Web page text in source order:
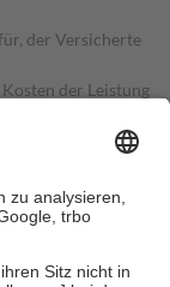
der Versicherte
der Leistung